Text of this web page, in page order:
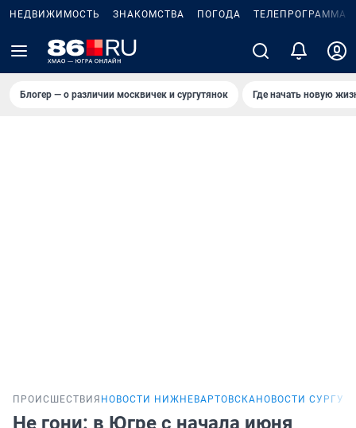
НЕДВИЖИМОСТЬ ЗНАКОМСТВА ПОГОДА ТЕЛЕПРОГРАММА
Блогер — о различии москвичек и сургутянок Где начать новую
ПРОИСШЕСТВИЯ НОВОСТИ НИЖНЕВАРТОВСКА НОВОСТИ
Не гони: в Югре с начала июня